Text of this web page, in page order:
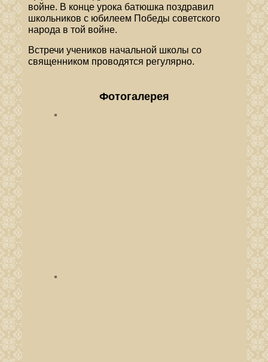
войне. В конце урока батюшка поздравил
школьников с юбилеем Победы советского
народа в той войне.
Встречи учеников начальной школы со
священником проводятся регулярно.
Фотогалерея